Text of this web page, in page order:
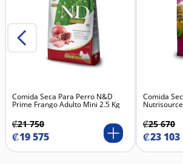
Comida Seca Para Perro N&D
Prime Frango Adulto Mini 2.5 Kg
₡21 750
₡19575
Comida
₡25 670
₡23103